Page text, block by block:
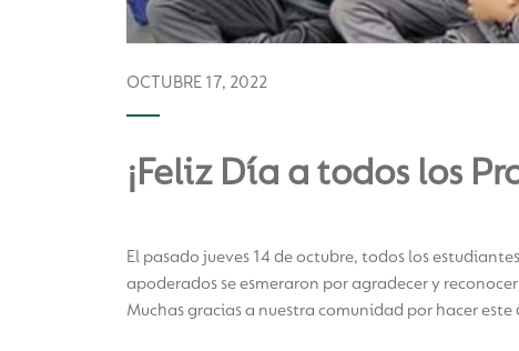
OCTUBRE 17, 2022
¡Feliz Día a todos los
El pasado jueves 14 de octubre, todos los
apoderados se esmeraron por agradecer y
Muchas gracias a nuestra comunidad por hacer